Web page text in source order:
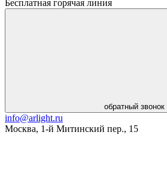
Бесплатная горячая линия
обратный звонок
info@arlight.ru
Москва, 1-й Митинский пер., 15